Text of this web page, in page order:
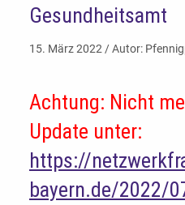
Gesundheitsamt
15. März 2022 / Autor:
Achtung: Nicht
Update unter:
https://
bayern.de/2022/